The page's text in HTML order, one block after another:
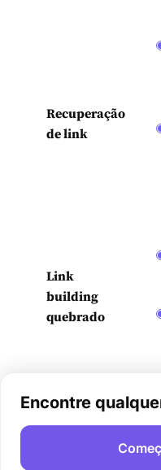
Recuperação
de link
Link
building
quebrado
Você encontrará
Defina a meta e crie
Encontre